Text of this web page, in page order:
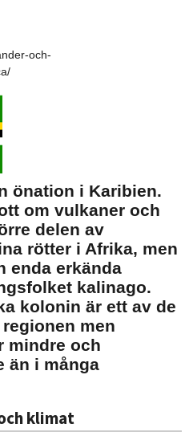
och-
önation i Karibien.
om vulkaner och
delen av
rötter i Afrika, men
enda erkända
kalinago.
kolonin är ett av de
men
mindre och
än i många
klimat